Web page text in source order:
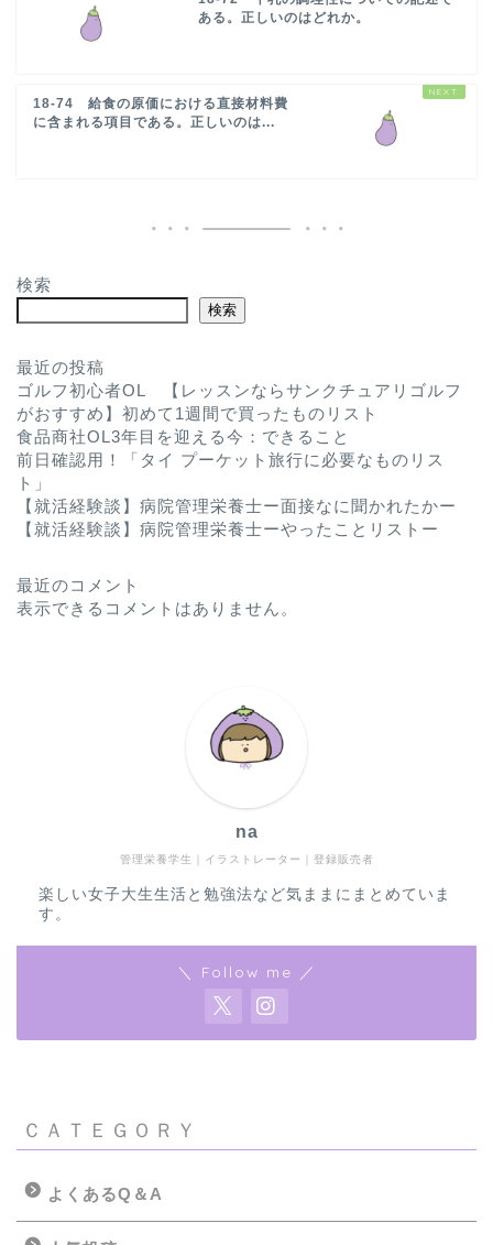
ある。正しいのはどれか。
18-74 給食の原価における直接材料費
に含まれる項目である。正しいのは...
検索
検索
最近の投稿
ゴルフ初心者OL 【レッスンならサンクチュアリゴルフ
がおすすめ】初めて1週間で買ったものリスト
食品商社OL3年目を迎える今：できること
前日確認用！「タイ プーケット旅行に必要なものリス
ト」
【就活経験談】病院管理栄養士ー面接なに聞かれたかー
【就活経験談】病院管理栄養士ーやったことリストー
最近のコメント
表示できるコメントはありません。
管理栄養学生｜イラストレーター｜登録販売者
na
楽しい女子大生生活と勉強法など気ままにまとめていま
す。
＼ Follow me ／
ＣＡＴＥＧＯＲＹ
よくあるQ＆A